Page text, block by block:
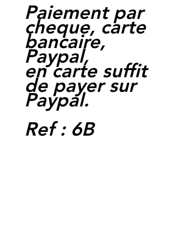
Paiement par
cheque, carte
bancaire,
Paypal,
en carte suffit
de payer sur
Paypal.
Ref : 6B